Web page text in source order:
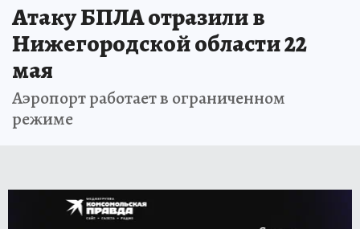
Атаку БПЛА отразили в
Нижегородской области 22
мая
Аэропорт работает в ограниченном
режиме